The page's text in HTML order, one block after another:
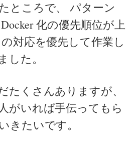
ところで、 パターン
化の優先順位が上
対応を優先して作業し
した。
たくさんありますが、
がいれば手伝ってもら
きたいです。